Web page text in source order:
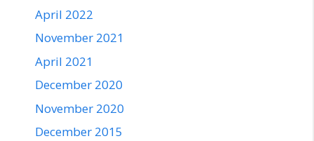
April 2022
November 2021
April 2021
December 2020
November 2020
December 2015